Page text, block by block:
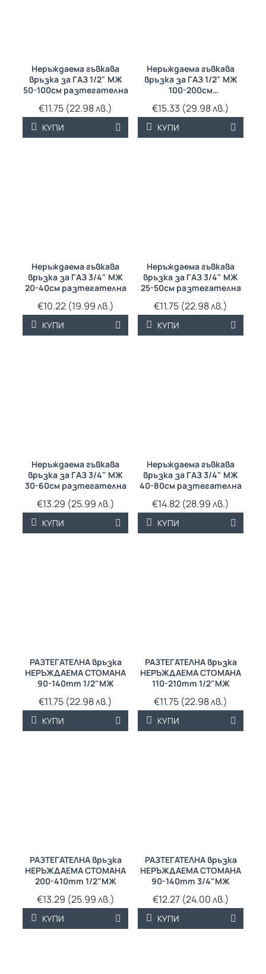
Неръждаема гъвкава
връзка за ГАЗ 1/2" МЖ
50-100см разтегателна
€11.75 (22.98 лв.)
КУПИ
Неръждаема гъвкава
връзка за ГАЗ 1/2" МЖ
100-200см
разтегателна
€15.33 (29.98 лв.)
КУПИ
Неръждаема гъвкава
връзка за ГАЗ 3/4" МЖ
20-40см разтегателна
€10.22 (19.99 лв.)
КУПИ
Неръждаема гъвкава
връзка за ГАЗ 3/4" МЖ
25-50см разтегателна
€11.75 (22.98 лв.)
КУПИ
Неръждаема гъвкава
връзка за ГАЗ 3/4" МЖ
30-60см разтегателна
€13.29 (25.99 лв.)
КУПИ
Неръждаема гъвкава
връзка за ГАЗ 3/4" МЖ
40-80см разтегателна
€14.82 (28.99 лв.)
КУПИ
РАЗТЕГАТЕЛНА връзка
НЕРЪЖДАЕМА СТОМАНА
90-140mm 1/2"МЖ
€11.75 (22.98 лв.)
КУПИ
РАЗТЕГАТЕЛНА връзка
НЕРЪЖДАЕМА СТОМАНА
110-210mm 1/2"МЖ
€11.75 (22.98 лв.)
КУПИ
РАЗТЕГАТЕЛНА връзка
НЕРЪЖДАЕМА СТОМАНА
200-410mm 1/2"МЖ
€13.29 (25.99 лв.)
КУПИ
РАЗТЕГАТЕЛНА връзка
НЕРЪЖДАЕМА СТОМАНА
90-140mm 3/4"МЖ
€12.27 (24.00 лв.)
КУПИ